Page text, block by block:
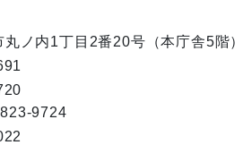
ノ内1丁目2番20号（本庁舎5階）
9724